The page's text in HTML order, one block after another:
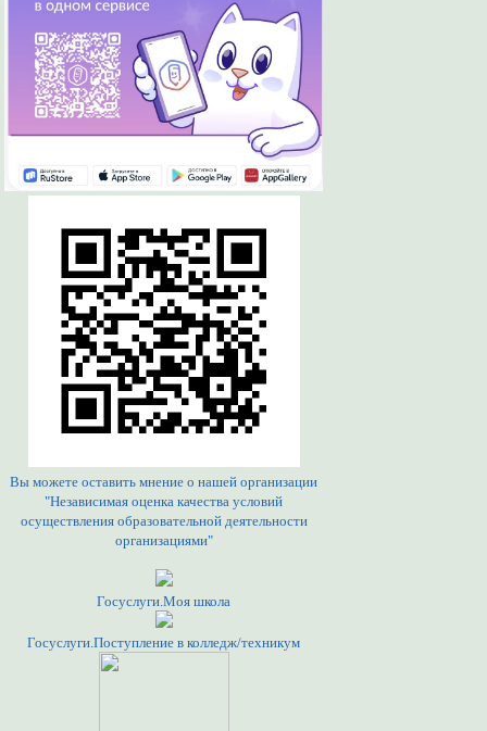
Вы можете оставить мнение о нашей организации
"Независимая оценка качества условий
осуществления образовательной деятельности
организациями"
Госуслуги.Моя школа
Госуслуги.Поступление в колледж/техникум